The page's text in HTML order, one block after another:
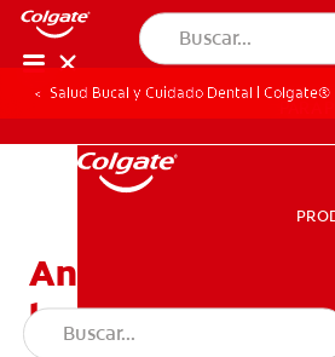
PARA
Salud Bucal y Cuidado Dental | Colgate®
Anatomía dental:
las partes de los